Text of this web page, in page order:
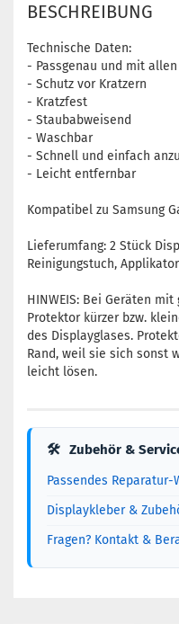
BESCHREIBUNG
Technische Daten:
- Passgenau und mit
- Schutz vor Kratzern
- Kratzfest
- Staubabweisend
- Waschbar
- Schnell und einfach
- Leicht entfernbar
Kompatibel zu Samsung
Lieferumfang: 2 Stück
Reinigungstuch, Applikator
HINWEIS: Bei Geräten
Protektor kürzer bzw.
des Displayglases.
Rand, weil sie sich sonst
leicht lösen.
🛠 Zubehör &
Passendes Reparatur-
Displaykleber &
Fragen? Kontakt &